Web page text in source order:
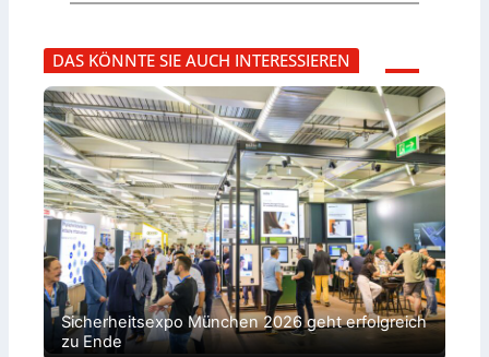
DAS KÖNNTE SIE AUCH INTERESSIEREN
Sicherheitsexpo München 2026 geht erfolgreich
zu Ende